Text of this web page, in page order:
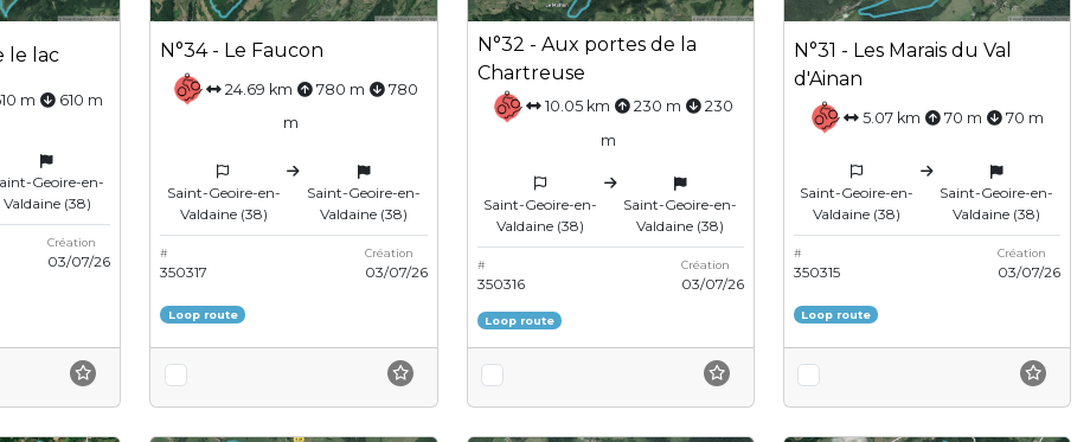
le lac
m 610 m
Geoire-en-
Valdaine (38)
Création
03/07/26
N°34 - Le Faucon
24.69 km 780 m
780
m
Saint-Geoire-en-
Valdaine (38)
Saint-Geoire-en-
Valdaine (38)
#
350317
Création
03/07/26
Loop route
N°32 - Aux portes de la
Chartreuse
10.05 km 230 m
230
m
Saint-Geoire-en-
Valdaine (38)
Saint-Geoire-en-
Valdaine (38)
#
350316
Création
03/07/26
Loop route
N°31 - Les Marais du Val
d'Ainan
5.07 km 70 m 70 m
Saint-Geoire-en-
Valdaine (38)
Saint-Geoire-en-
Valdaine (38)
#
350315
Création
03/07/26
Loop route